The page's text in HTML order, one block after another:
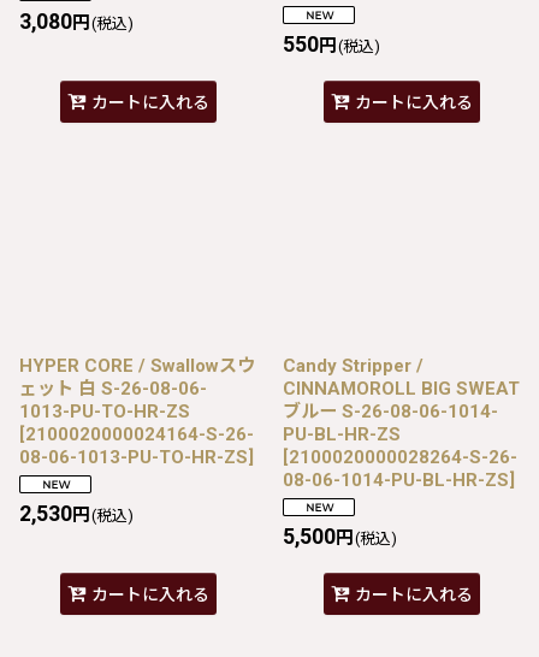
3,080円 (税込)
カートに入れる
550円 (税込)
カートに入れる
HYPER CORE / Swallowスウ
ェット 白 S-26-08-06-
1013-PU-TO-HR-ZS
[2100020000024164-S-26-
08-06-1013-PU-TO-HR-ZS]
2,530円 (税込)
カートに入れる
Candy Stripper /
CINNAMOROLL BIG SWEAT
ブルー S-26-08-06-1014-
PU-BL-HR-ZS
[2100020000028264-S-26-
08-06-1014-PU-BL-HR-ZS]
5,500円 (税込)
カートに入れる